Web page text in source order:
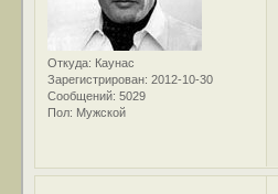
Откуда: Каунас
Зарегистрирован: 2012-10-30
Сообщений: 5029
Пол: Мужской